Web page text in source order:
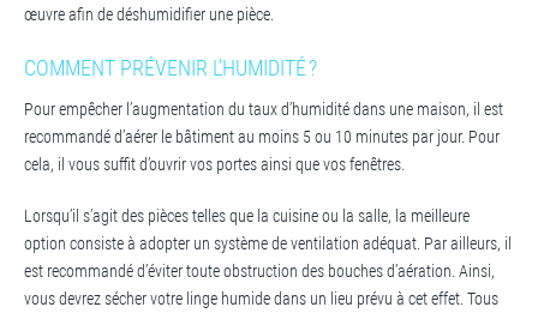
œuvre afin de déshumidifier une pièce.
COMMENT PRÉVENIR L’HUMIDITÉ ?
Pour empêcher l’augmentation du taux d’humidité dans une maison, il est
recommandé d’aérer le bâtiment au moins 5 ou 10 minutes par jour. Pour
cela, il vous suffit d’ouvrir vos portes ainsi que vos fenêtres.
Lorsqu’il s’agit des pièces telles que la cuisine ou la salle, la meilleure
option consiste à adopter un système de ventilation adéquat. Par ailleurs, il
est recommandé d’éviter toute obstruction des bouches d’aération. Ainsi,
vous devrez sécher votre linge humide dans un lieu prévu à cet effet. Tous